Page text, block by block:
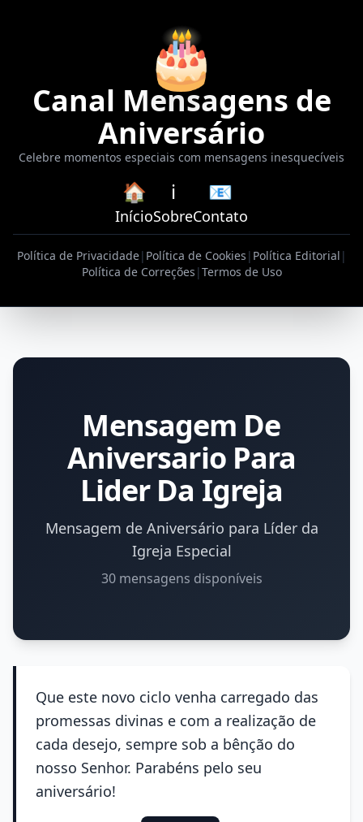
🎂
Canal Mensagens de
Aniversário
Celebre momentos especiais com mensagens inesquecíveis
🏠
Início
ℹ️
Sobre
📧
Contato
Política de Privacidade| Política de Cookies | Política Editorial |
Política de Correções |Termos de Uso
Mensagem De
Aniversario Para
Lider Da Igreja
Mensagem de Aniversário para Líder da
Igreja Especial
30 mensagens disponíveis
Que este novo ciclo venha carregado das
promessas divinas e com a realização de
cada desejo, sempre sob a bênção do
nosso Senhor. Parabéns pelo seu
aniversário!